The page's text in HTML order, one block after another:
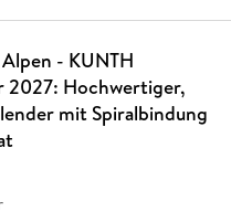
- KUNTH
2027: Hochwertiger,
mit Spiralbindung